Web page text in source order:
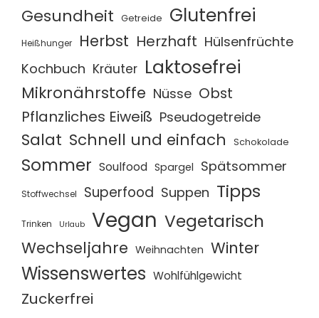
Gesundheit Getreide Glutenfrei
Heißhunger Herbst Herzhaft Hülsenfrüchte
Kochbuch Kräuter Laktosefrei
Mikronährstoffe Nüsse Obst
Pflanzliches Eiweiß Pseudogetreide
Salat Schnell und einfach Schokolade
Sommer Soulfood Spargel Spätsommer
Stoffwechsel Superfood Suppen Tipps
Trinken Urlaub Vegan Vegetarisch
Wechseljahre Weihnachten Winter
Wissenswertes Wohlfühlgewicht
Zuckerfrei